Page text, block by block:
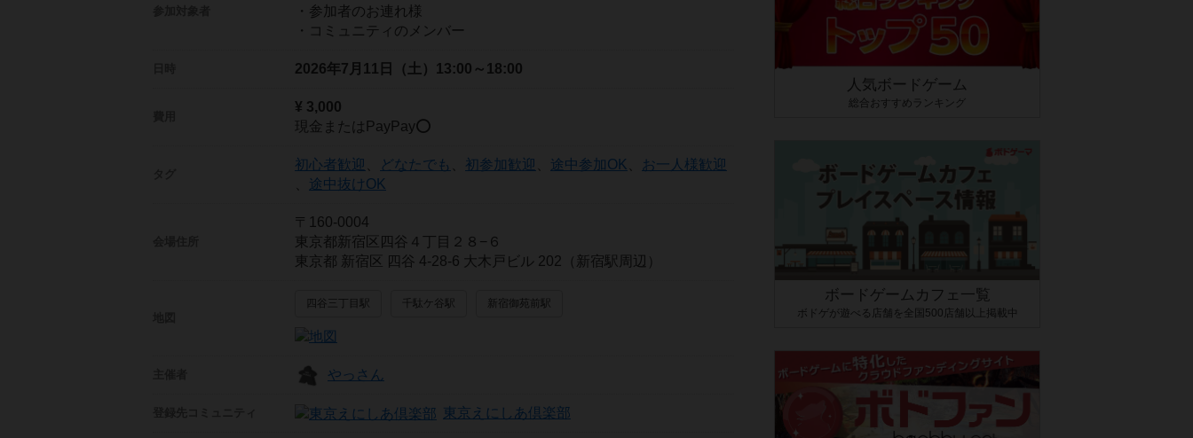
・参加者のお連れ様
・コミュニティのメンバー
2026年7月11日（土） 13:00～18:00
¥ 3,000
現金またはPayPay⭕️
初心者歓迎 どなたでも 初参加歓迎 途中参加OK
お一人様歓迎
途中抜けOK
〒160-0004
東京都新宿区四谷４丁目２８−６
東京都 新宿区 四谷 4-28-6 大木戸ビル 202（新宿駅周辺）
四谷三丁目駅 千駄ケ谷駅 新宿御苑前駅
やっさん
東京えにしあ倶楽部
人気ボードゲーム
総合おすすめランキング
ボードゲームカフェ一覧
ボドゲが遊べる店舗を全国500店舗以上掲載中